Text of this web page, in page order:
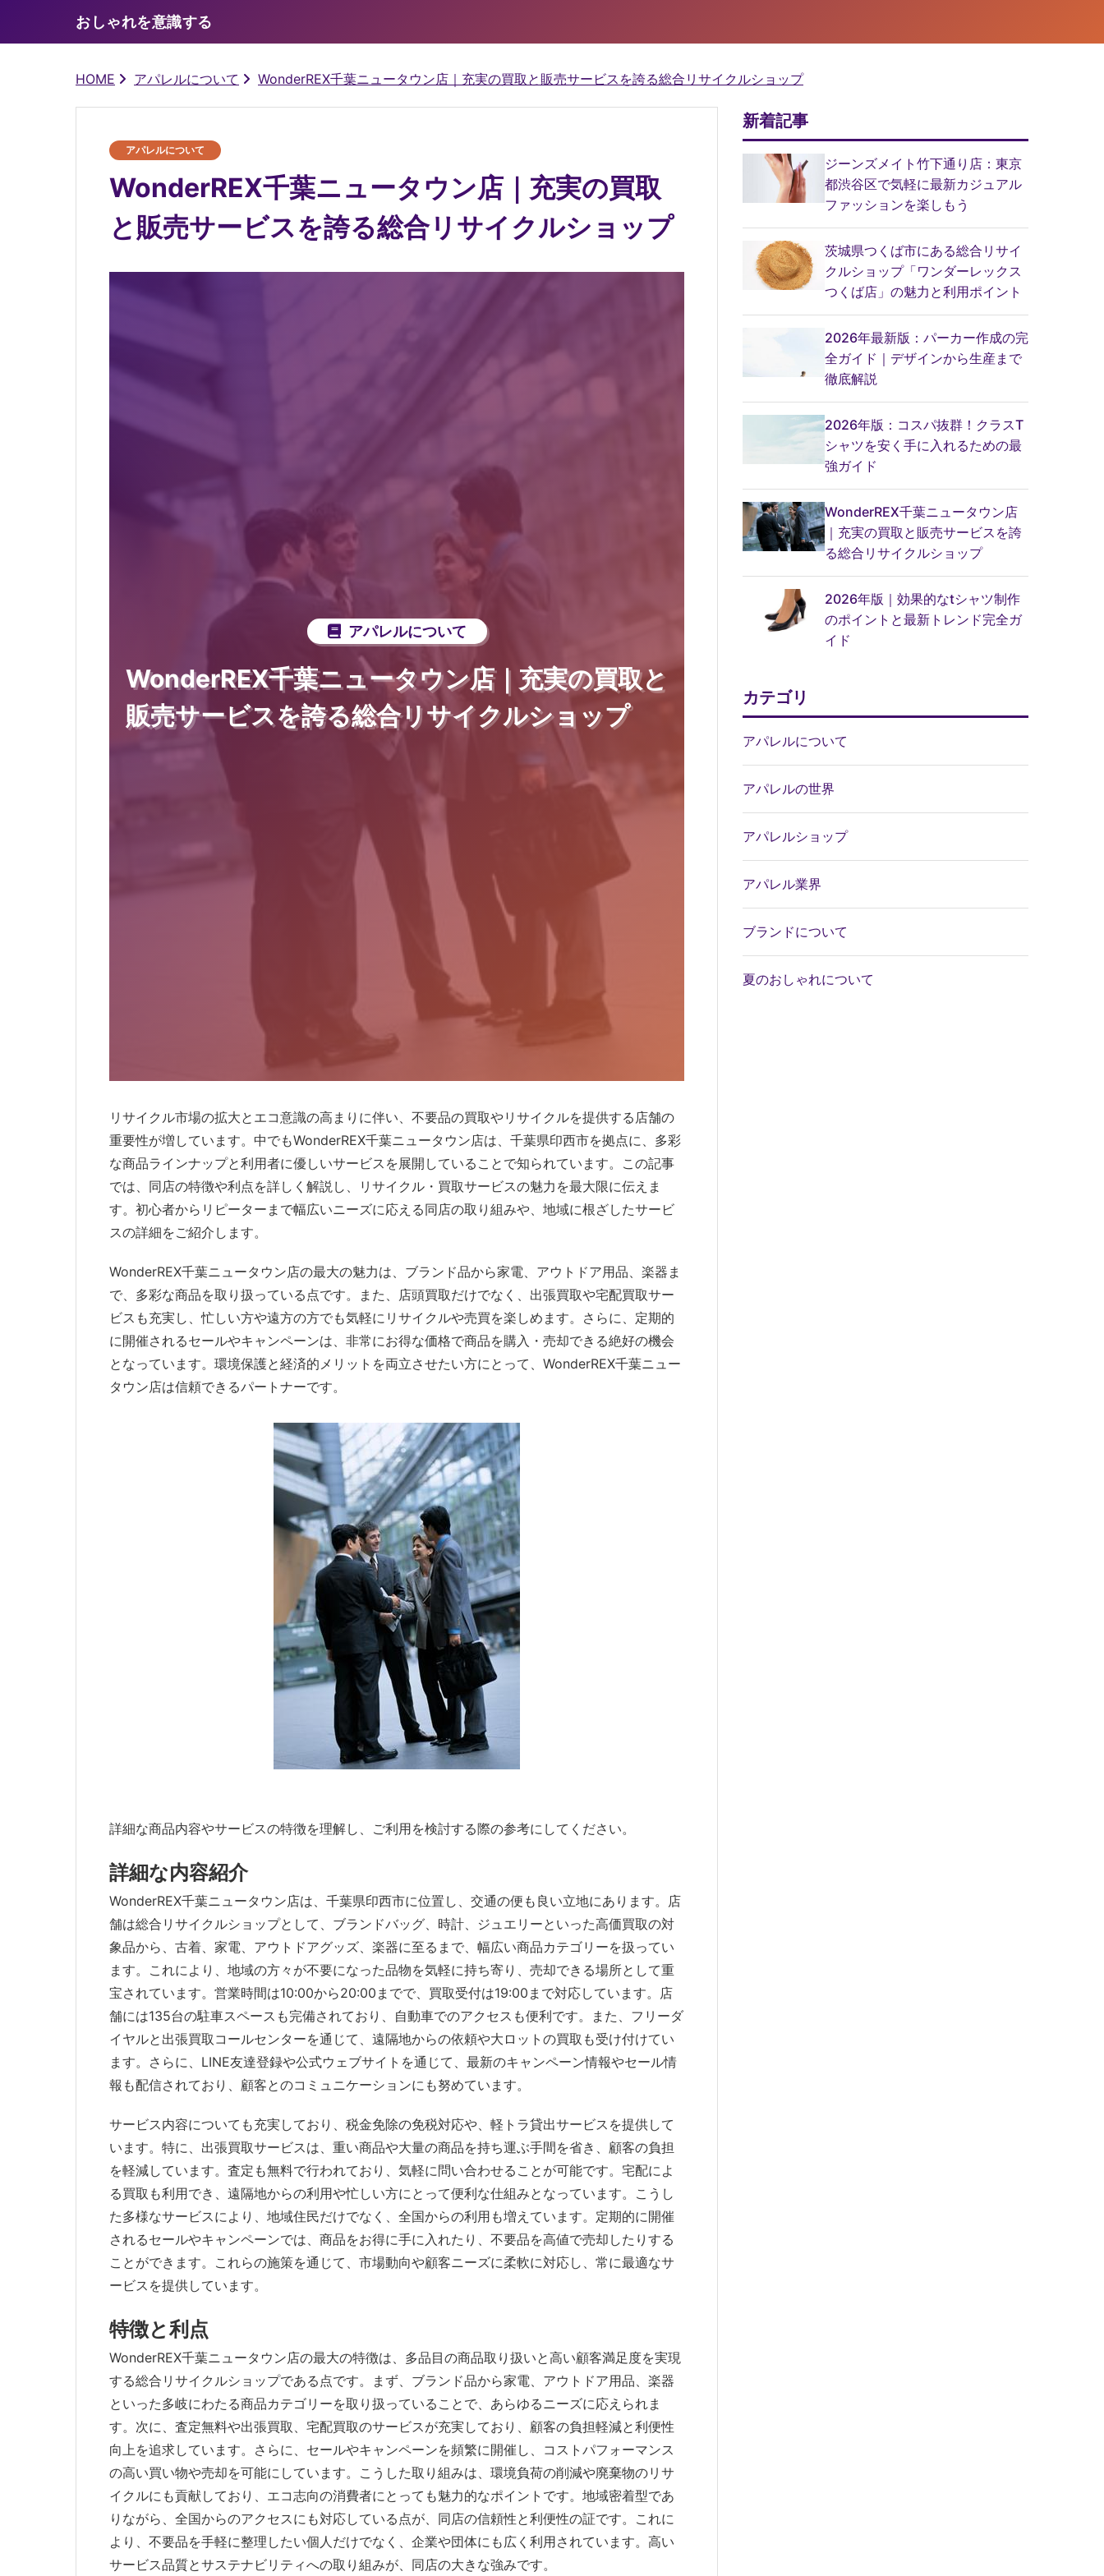
おしゃれを意識する
HOME アパレルについて WonderREX千葉ニュータウン店｜充実の買取と販売サービスを誇る総合リサイクルショップ
アパレルについて
WonderREX千葉ニュータウン店｜充実の買取
と販売サービスを誇る総合リサイクルショップ
アパレルについて
WonderREX千葉ニュータウン店｜充実の買取と
販売サービスを誇る総合リサイクルショップ
リサイクル市場の拡大とエコ意識の高まりに伴い、不要品の買取やリサイクルを提供する店舗の
重要性が増しています。中でもWonderREX千葉ニュータウン店は、千葉県印西市を拠点に、多彩
な商品ラインナップと利用者に優しいサービスを展開していることで知られています。この記事
では、同店の特徴や利点を詳しく解説し、リサイクル・買取サービスの魅力を最大限に伝えま
す。初心者からリピーターまで幅広いニーズに応える同店の取り組みや、地域に根ざしたサービ
スの詳細をご紹介します。
WonderREX千葉ニュータウン店の最大の魅力は、ブランド品から家電、アウトドア用品、楽器ま
で、多彩な商品を取り扱っている点です。また、店頭買取だけでなく、出張買取や宅配買取サー
ビスも充実し、忙しい方や遠方の方でも気軽にリサイクルや売買を楽しめます。さらに、定期的
に開催されるセールやキャンペーンは、非常にお得な価格で商品を購入・売却できる絶好の機会
となっています。環境保護と経済的メリットを両立させたい方にとって、WonderREX千葉ニュー
タウン店は信頼できるパートナーです。
詳細な商品内容やサービスの特徴を理解し、ご利用を検討する際の参考にしてください。
詳細な内容紹介
WonderREX千葉ニュータウン店は、千葉県印西市に位置し、交通の便も良い立地にあります。店
舗は総合リサイクルショップとして、ブランドバッグ、時計、ジュエリーといった高価買取の対
象品から、古着、家電、アウトドアグッズ、楽器に至るまで、幅広い商品カテゴリーを扱ってい
ます。これにより、地域の方々が不要になった品物を気軽に持ち寄り、売却できる場所として重
宝されています。営業時間は10:00から20:00までで、買取受付は19:00まで対応しています。店
舗には135台の駐車スペースも完備されており、自動車でのアクセスも便利です。また、フリーダ
イヤルと出張買取コールセンターを通じて、遠隔地からの依頼や大ロットの買取も受け付けてい
ます。さらに、LINE友達登録や公式ウェブサイトを通じて、最新のキャンペーン情報やセール情
報も配信されており、顧客とのコミュニケーションにも努めています。
サービス内容についても充実しており、税金免除の免税対応や、軽トラ貸出サービスを提供して
います。特に、出張買取サービスは、重い商品や大量の商品を持ち運ぶ手間を省き、顧客の負担
を軽減しています。査定も無料で行われており、気軽に問い合わせることが可能です。宅配によ
る買取も利用でき、遠隔地からの利用や忙しい方にとって便利な仕組みとなっています。こうし
た多様なサービスにより、地域住民だけでなく、全国からの利用も増えています。定期的に開催
されるセールやキャンペーンでは、商品をお得に手に入れたり、不要品を高値で売却したりする
ことができます。これらの施策を通じて、市場動向や顧客ニーズに柔軟に対応し、常に最適なサ
ービスを提供しています。
特徴と利点
WonderREX千葉ニュータウン店の最大の特徴は、多品目の商品取り扱いと高い顧客満足度を実現
する総合リサイクルショップである点です。まず、ブランド品から家電、アウトドア用品、楽器
といった多岐にわたる商品カテゴリーを取り扱っていることで、あらゆるニーズに応えられま
す。次に、査定無料や出張買取、宅配買取のサービスが充実しており、顧客の負担軽減と利便性
向上を追求しています。さらに、セールやキャンペーンを頻繁に開催し、コストパフォーマンス
の高い買い物や売却を可能にしています。こうした取り組みは、環境負荷の削減や廃棄物のリサ
イクルにも貢献しており、エコ志向の消費者にとっても魅力的なポイントです。地域密着型であ
りながら、全国からのアクセスにも対応している点が、同店の信頼性と利便性の証です。これに
より、不要品を手軽に整理したい個人だけでなく、企業や団体にも広く利用されています。高い
サービス品質とサステナビリティへの取り組みが、同店の大きな強みです。
新着記事
ジーンズメイト竹下通り店：東京
都渋谷区で気軽に最新カジュアル
ファッションを楽しもう
茨城県つくば市にある総合リサイ
クルショップ「ワンダーレックス
つくば店」の魅力と利用ポイント
2026年最新版：パーカー作成の完
全ガイド｜デザインから生産まで
徹底解説
2026年版：コスパ抜群！クラスT
シャツを安く手に入れるための最
強ガイド
WonderREX千葉ニュータウン店
｜充実の買取と販売サービスを誇
る総合リサイクルショップ
2026年版｜効果的なtシャツ制作
のポイントと最新トレンド完全ガ
イド
カテゴリ
アパレルについて
アパレルの世界
アパレルショップ
アパレル業界
ブランドについて
夏のおしゃれについて